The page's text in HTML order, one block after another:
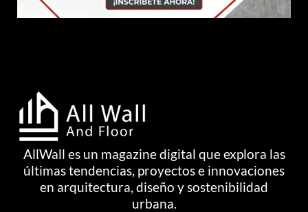
AllWall es un magazine digital que explora las
últimas tendencias, proyectos e innovaciones
en arquitectura, diseño y sostenibilidad
urbana.